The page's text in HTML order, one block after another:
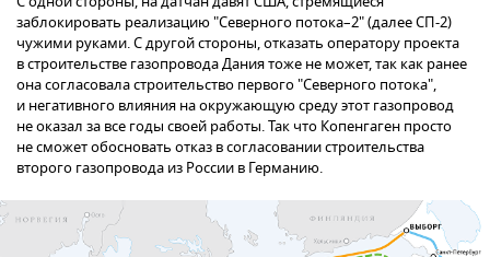
заблокировать реализацию "Северного потока–2" (далее СП-2)
чужими руками. С другой стороны, отказать оператору проекта
в строительстве газопровода Дания тоже не может, так как ранее
она согласовала строительство первого "Северного потока",
и негативного влияния на окружающую среду этот газопровод
не оказал за все годы своей работы. Так что Копенгаген просто
не сможет обосновать отказ в согласовании строительства
второго газопровода из России в Германию.